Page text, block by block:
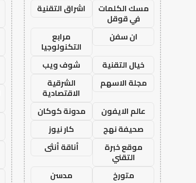
مسك الكلمات
في قوقل
اشراق التقنية
ان سفن
مرابع
التكنولوجيا
خيال التقنية
شوف ويب
مجلة الاسهم
الشرقية
الاقتصادية
عالم الايفون
مدونة كوكان
صحيفة نهج
كار نيوز
موقع خبرة
التقني
أناقة أنثى
متورخ
مدسن